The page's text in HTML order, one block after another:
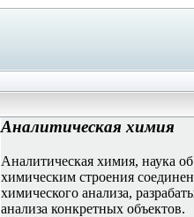
Аналитическая химия
Аналитическая химия, наука
химическим строения
химического анализа,
анализа конкретных объектов.